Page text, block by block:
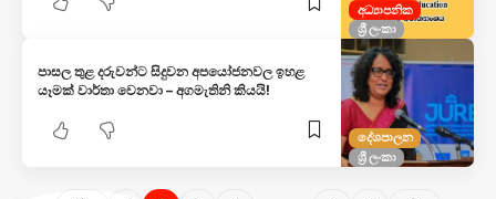
අධ්‍යාපනික
ශ්‍රී ලංකා
දේශපාලන
ශ්‍රී ලංකා
පාසල තුළ දරුවන්ට සිදුවන අපයෝජනවල ඉහළ
යෑමක් වාර්තා වෙනවා – අගමැතිනි කියයි!